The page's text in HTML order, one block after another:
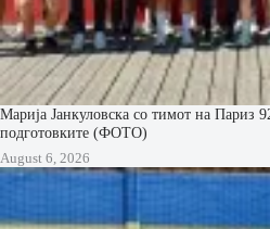
Марија Јанкуловска со тимот на Париз
подготовките (ФОТО)
August 6, 2026